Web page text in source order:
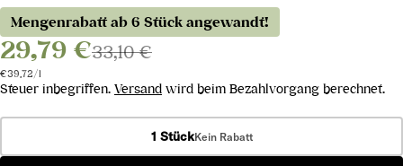
Mengenrabatt ab 6 Stück angewandt!
29,79 €33,10 €
Stückpreis
€39,72/pro
l
Steuer inbegriffen. Versand wird beim Bezahlvorgang berechnet.
1 StückKein Rabatt